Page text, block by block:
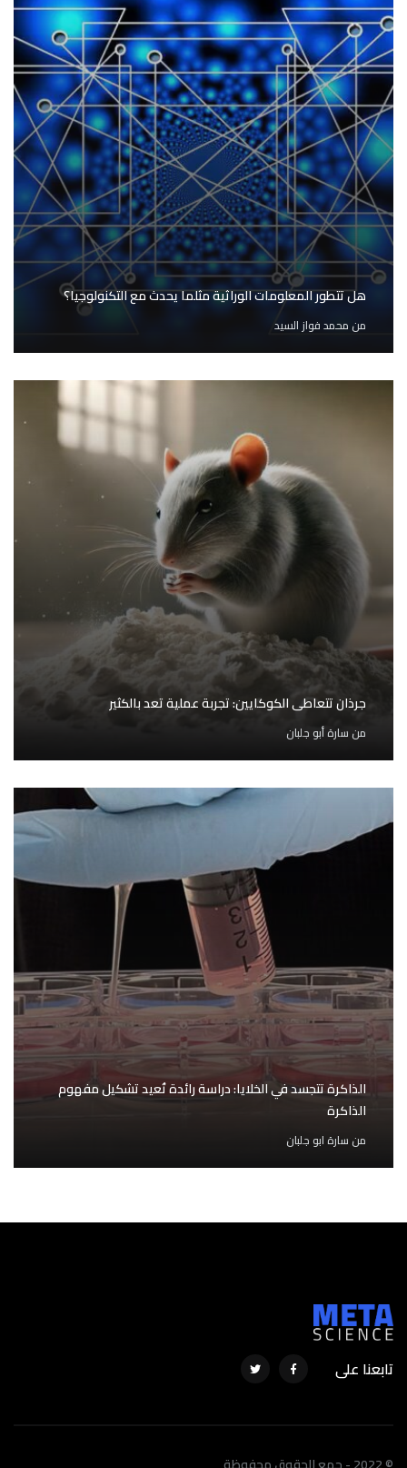
هل تتطور المعلومات الوراثية مثلما يحدث مع التكنولوجيا؟
من محمد فواز السيد
جرذان تتعاطى الكوكايين: تجربة عملية تعد بالكثير
من سارة أبو جلبان
الذاكرة تتجسد في الخلايا: دراسة رائدة تُعيد تشكيل مفهوم
الذاكرة
من سارة ابو جلبان
تابعنا على